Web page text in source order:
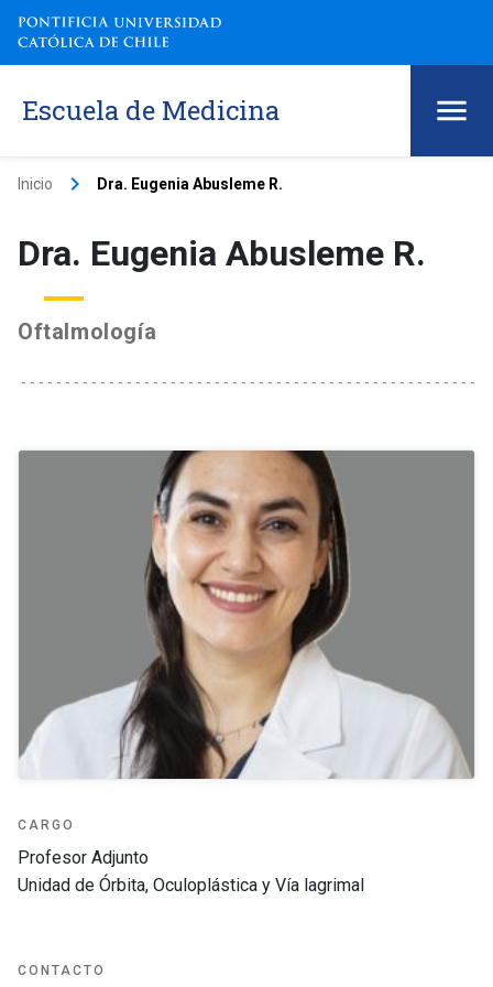
Escuela de Medicina
Inicio keyboard_arrow_right Dra. Eugenia Abusleme R.
Dra. Eugenia Abusleme R.
Oftalmología
CARGO
Profesor Adjunto
Unidad de Órbita, Oculoplástica y Vía lagrimal
CONTACTO